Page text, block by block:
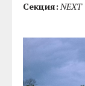
Секция: NEXT